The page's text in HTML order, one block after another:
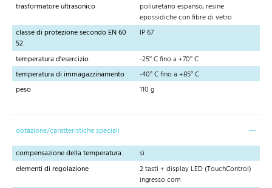
trasformatore ultrasonico
poliuretano espanso, resine
epossidiche con fibre di vetro
classe di protezione secondo EN 60
52
IP 67
temperatura d'esercizio
-25° C fino a +70° C
temperatura di immagazzinamento
-40° C fino a +85° C
peso
110 g
dotazione/caratteristiche speciali
compensazione della temperatura
sì
elementi di regolazione
2 tasti + display LED (TouchControl)
ingresso com